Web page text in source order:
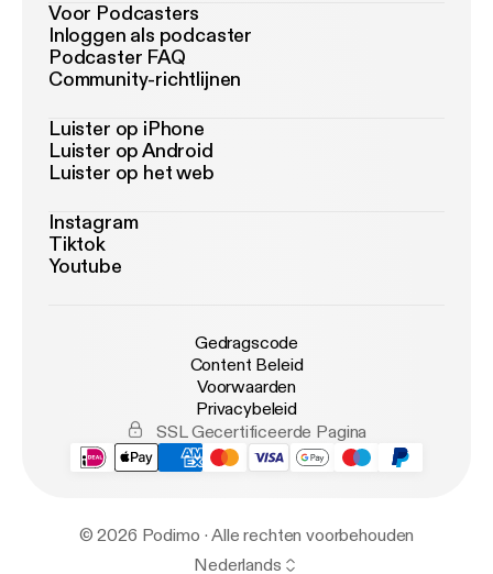
Voor Podcasters
Inloggen als podcaster
Podcaster FAQ
Community-richtlijnen
Luister op iPhone
Luister op Android
Luister op het web
Instagram
Tiktok
Youtube
Gedragscode
Content Beleid
Voorwaarden
Privacybeleid
SSL Gecertificeerde Pagina
© 2026 Podimo · Alle rechten voorbehouden
Nederlands